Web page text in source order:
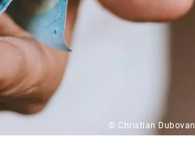
© Christian Dubovan